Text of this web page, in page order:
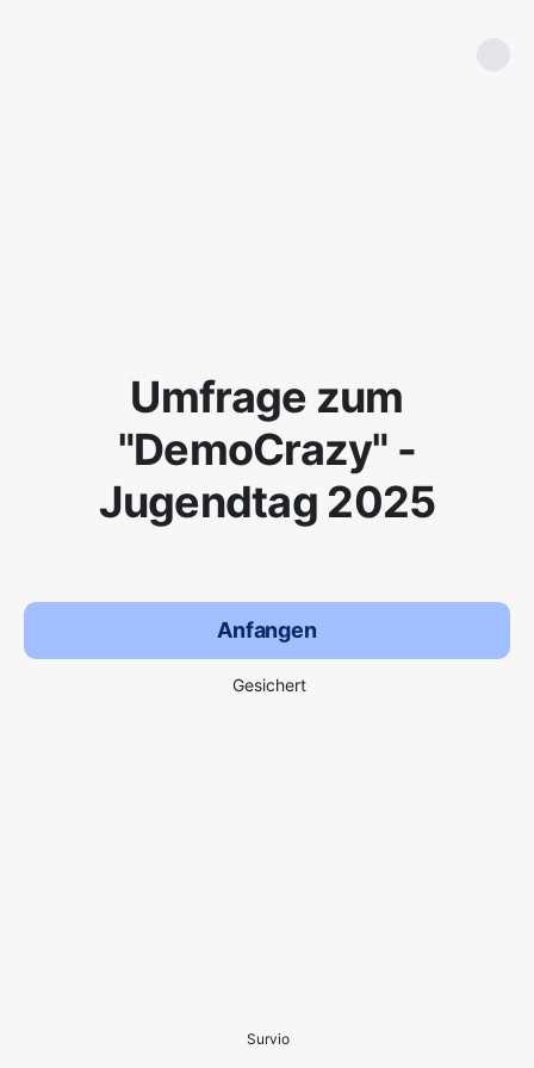
Umfrage zum
"DemoCrazy" -
Jugendtag 2025
Anfangen
Gesichert
Survio